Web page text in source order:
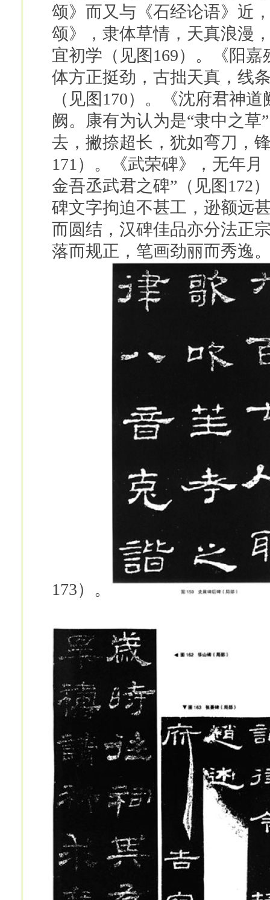
颂》而又与《石经论语》近
颂》，隶体草情，天真浪漫
宜初学（见图169）。《阳
体方正挺劲，古拙天真，线
（见图170）。《沈府君神
阙。康有为认为是“隶中之
去，撇捺超长，犹如弯刀，
171）。《武荣碑》，无年
金吾丞武君之碑”（见图172
碑文字拘迫不甚工，逊额远
而圆结，汉碑佳品亦分法正
落而规正，笔画劲丽而秀逸
173）。